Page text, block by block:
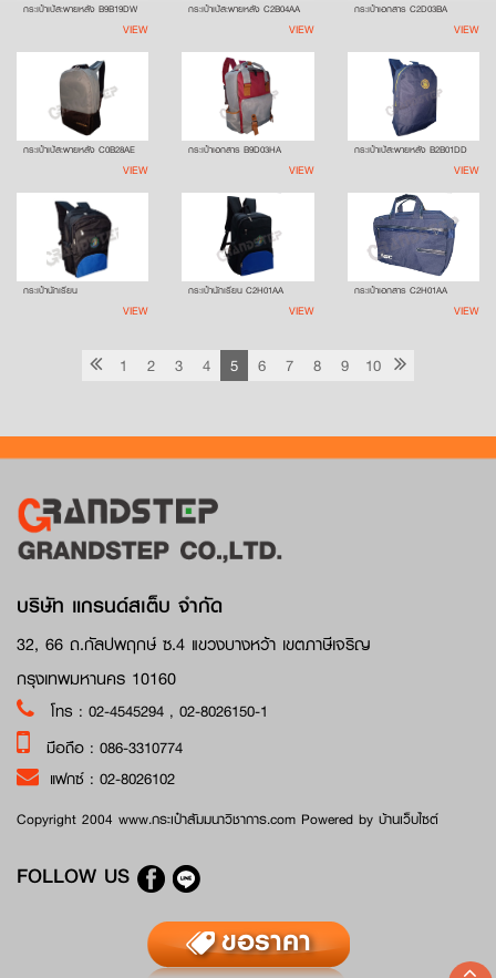
กระเป๋าเป้สะพายหลัง B9B19DW
VIEW
กระเป๋าเป้สะพายหลัง C2B04AA
VIEW
กระเป๋าเอกสาร C2D03BA
VIEW
กระเป๋าเป้สะพายหลัง C0B28AE
VIEW
กระเป๋าเอกสาร B9D03HA
VIEW
กระเป๋าเป้สะพายหลัง B2B01DD
VIEW
กระเป๋านักเรียน
VIEW
กระเป๋านักเรียน C2H01AA
VIEW
กระเป๋าเอกสาร C2H01AA
VIEW
1 2 3 4 5 6 7 8 9 10
บริษัท แกรนด์สเต็บ จำกัด
32, 66 ถ.กัลปพฤกษ์ ซ.4 แขวงบางหว้า เขตภาษีเจริญ
กรุงเทพมหานคร 10160
โทร : 02-4545294 , 02-8026150-1
มือถือ : 086-3310774
แฟกซ์ : 02-8026102
Copyright 2004 www.กระเป๋าสัมมนาวิชาการ.com Powered by บ้านเว็บไซต์
FOLLOW US
ขอราคา